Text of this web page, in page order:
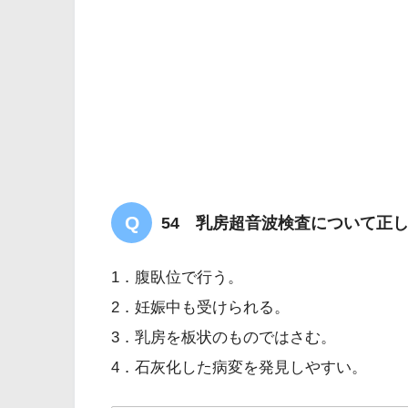
54 乳房超音波検査について正し
1．腹臥位で行う。
2．妊娠中も受けられる。
3．乳房を板状のものではさむ。
4．石灰化した病変を発見しやすい。